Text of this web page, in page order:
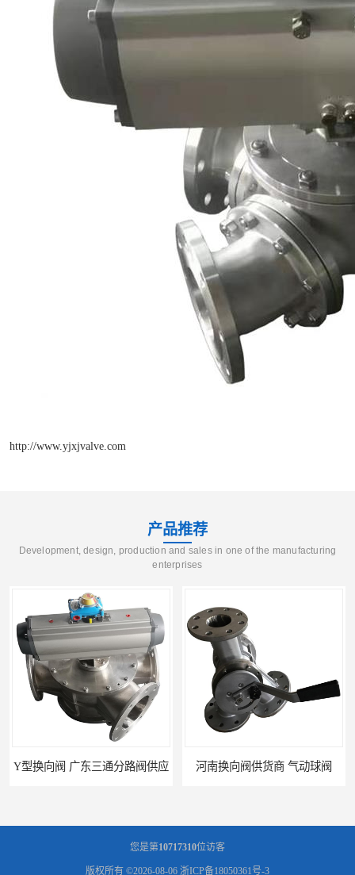
http://www.yjxjvalve.com
产品推荐
Development, design, production and sales in one of the manufacturing
enterprises
Y型换向阀 广东三通分路阀供应 河南换向阀供货商 气动球阀
您是第10717310位访客
版权所有 ©2026-08-06 浙ICP备18050361号-3